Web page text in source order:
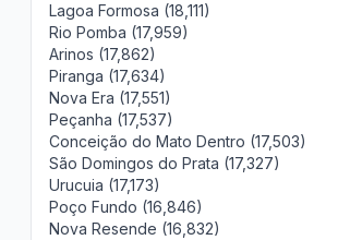
Lagoa Formosa (18,111)
Rio Pomba (17,959)
Arinos (17,862)
Piranga (17,634)
Nova Era (17,551)
Peçanha (17,537)
Conceição do Mato Dentro (17,503)
São Domingos do Prata (17,327)
Urucuia (17,173)
Poço Fundo (16,846)
Nova Resende (16,832)